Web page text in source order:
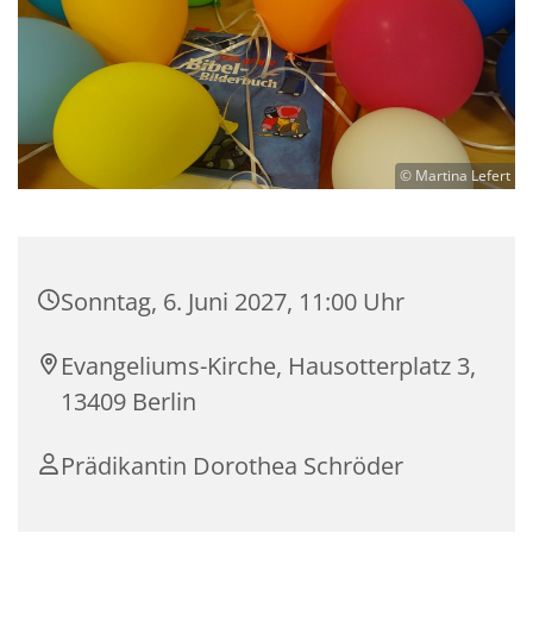
© Martina Lefert
Sonntag, 6. Juni 2027, 11:00 Uhr
Evangeliums-Kirche, Hausotterplatz 3,
13409 Berlin
Prädikantin Dorothea Schröder